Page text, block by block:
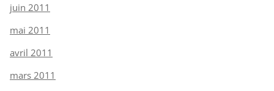
juin 2011
mai 2011
avril 2011
mars 2011